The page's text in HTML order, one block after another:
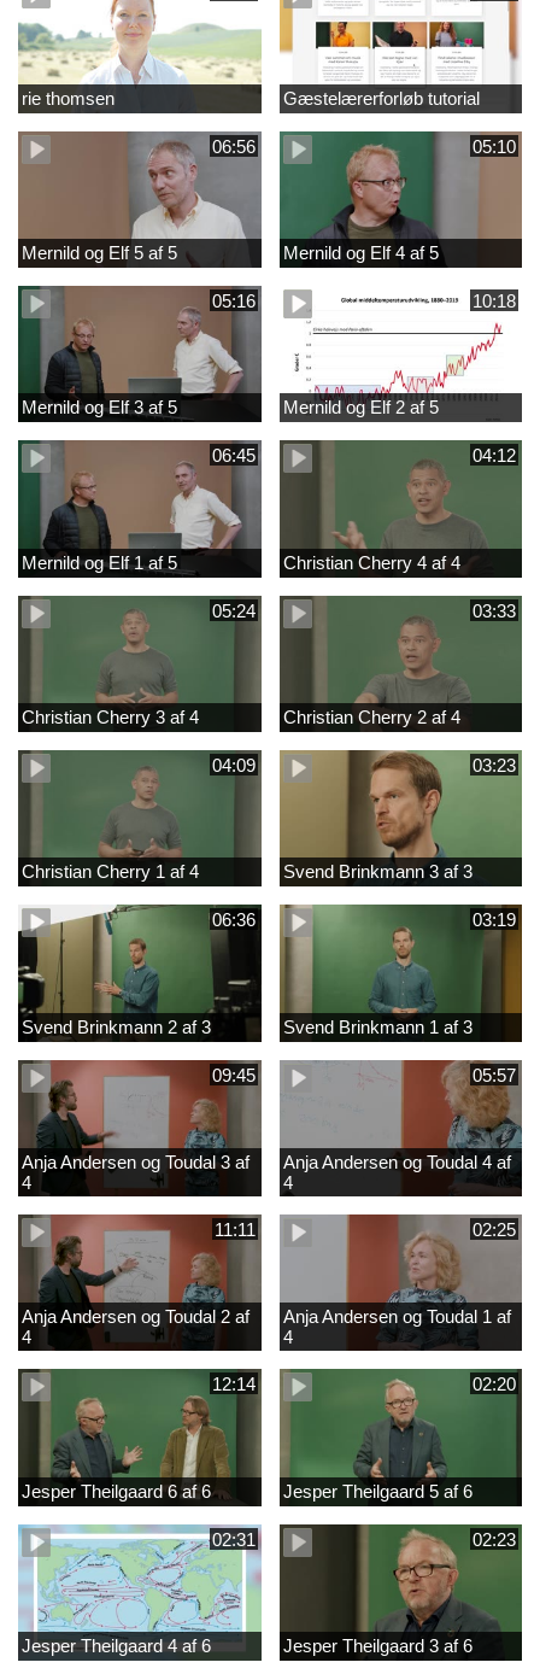
rie thomsen Gæstelærerforløb tutorial
06:56
Mernild og Elf 5 af 5
05:10
Mernild og Elf 4 af 5
05:16
Mernild og Elf 3 af 5
10:18
Mernild og Elf 2 af 5
06:45
Mernild og Elf 1 af 5
04:12
Christian Cherry 4 af 4
05:24
Christian Cherry 3 af 4
03:33
Christian Cherry 2 af 4
04:09
Christian Cherry 1 af 4
03:23
Svend Brinkmann 3 af 3
06:36
Svend Brinkmann 2 af 3
03:19
Svend Brinkmann 1 af 3
09:45
Anja Andersen og Toudal 3 af
4
05:57
Anja Andersen og Toudal 4 af
4
11:11
Anja Andersen og Toudal 2 af
4
02:25
Anja Andersen og Toudal 1 af
4
12:14
Jesper Theilgaard 6 af 6
02:20
Jesper Theilgaard 5 af 6
02:31
Jesper Theilgaard 4 af 6
02:23
Jesper Theilgaard 3 af 6